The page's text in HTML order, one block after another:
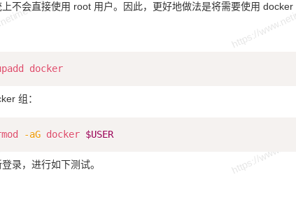
不会直接使用 root 用户。因此，更好地做法是将需要使用
docker
组：
-aG docker $USER
录，进行如下测试。